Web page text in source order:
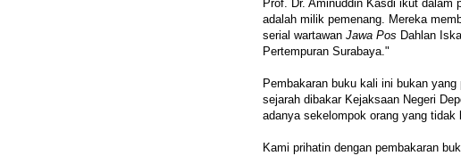
Prof. Dr. Aminuddin Kasdi ikut dalam
adalah milik pemenang. Mereka
serial wartawan Jawa Pos Dahlan
Pertempuran Surabaya."
Pembakaran buku kali ini bukan
sejarah dibakar Kejaksaan Negeri
adanya sekelompok orang yang tidak
Kami prihatin dengan pembakaran